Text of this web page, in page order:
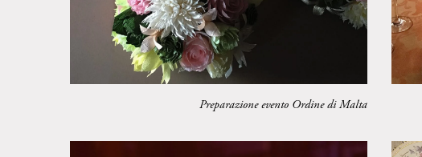
Preparazione evento Ordine di Malta